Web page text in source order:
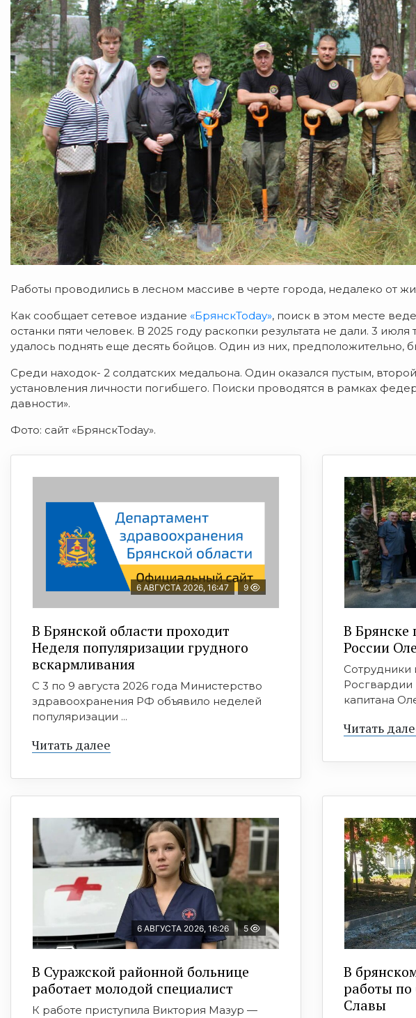
Работы проводились в лесном массиве в черте города, недалеко от
Как сообщает сетевое издание «БрянскToday», поиск в этом месте
останки пяти человек. В 2025 году раскопки результата не дали. 3
удалось поднять еще десять бойцов. Один из них, предположительно,
Среди находок- 2 солдатских медальона. Один оказался пустым,
установления личности погибшего. Поиски проводятся в рамках
давности».
Фото: сайт «БрянскToday».
6 АВГУСТА 2026, 16:47 9
В Брянской области проходит
Неделя популяризации грудного
вскармливания
С 3 по 9 августа 2026 года Министерство
здравоохранения РФ объявило неделей
популяризации ...
Читать далее
В Брянске
России
Росгвардии
капитана
Читать
6 АВГУСТА 2026, 16:26 5
В Суражской районной больнице
работает молодой специалист
К работе приступила Виктория Мазур —
В
работы по
Славы